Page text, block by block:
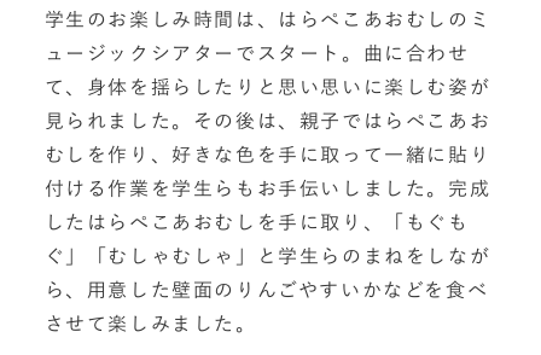
学生のお楽しみ時間は、はらぺこあおむしのミ
ュージックシアターでスタート。曲に合わせ
て、身体を揺らしたりと思い思いに楽しむ姿が
見られました。その後は、親子ではらぺこあお
むしを作り、好きな色を手に取って一緒に貼り
付ける作業を学生らもお手伝いしました。完成
したはらぺこあおむしを手に取り、「もぐも
ぐ」「むしゃむしゃ」と学生らのまねをしなが
ら、用意した壁面のりんごやすいかなどを食べ
させて楽しみました。